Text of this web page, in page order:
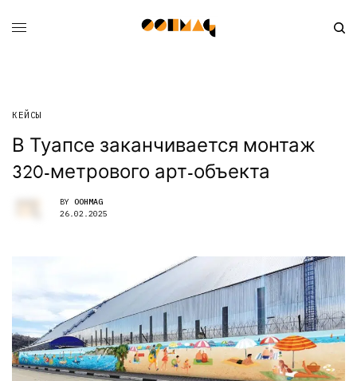
КЕЙСЫ
В Туапсе заканчивается монтаж
320-метрового арт-объекта
BY OOHMAG
26.02.2025